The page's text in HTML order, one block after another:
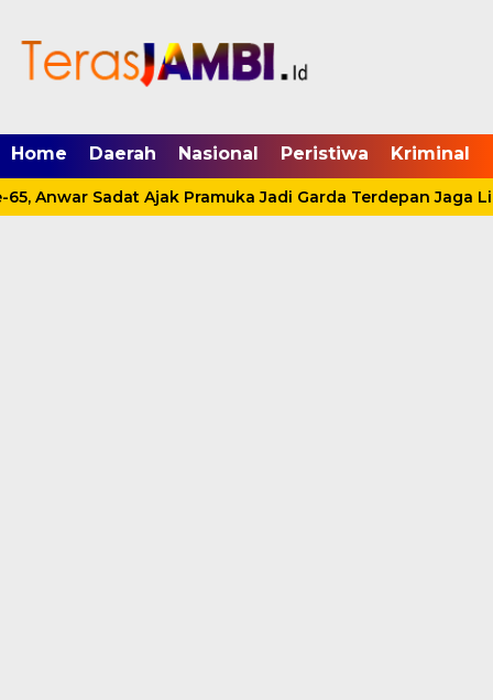
Home Daerah Nasional Peristiwa Kriminal
Anwar Sadat Ajak Pramuka Jadi Garda Terdepan Jaga